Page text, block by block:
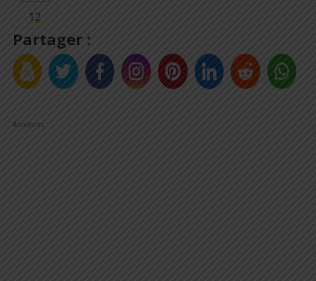
Partager :
Annonces